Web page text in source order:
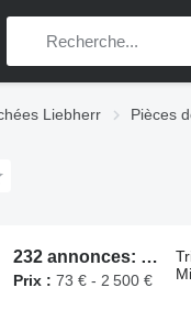
Liebherr Pièces
232 annonces:
Unité
Prix : 73 € - 2 500 €